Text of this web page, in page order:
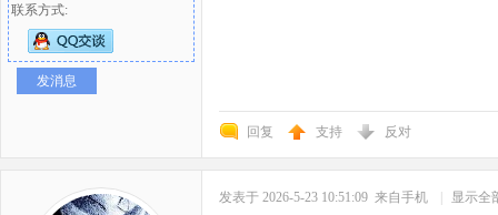
联系方式:
发消息
回复 支持 反对
发表于 2026-5-23 10:51:09 来自手机 显示全